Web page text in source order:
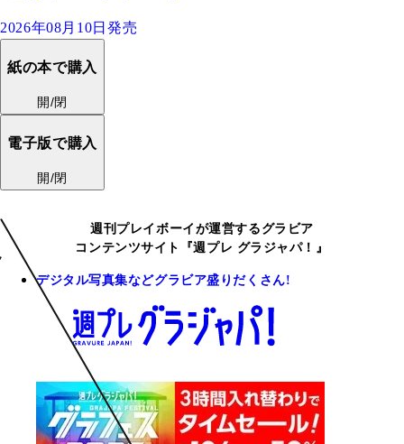
2026年08月10日発売
紙の本で購入
開/閉
電子版で購入
開/閉
週刊プレイボーイが運営するグラビア
コンテンツサイト『週プレ グラジャパ！』
デジタル写真集などグラビア盛りだくさん!